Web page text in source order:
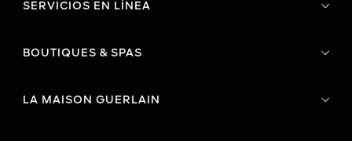
SERVICIOS EN LÍNEA
BOUTIQUES & SPAS
LA MAISON GUERLAIN